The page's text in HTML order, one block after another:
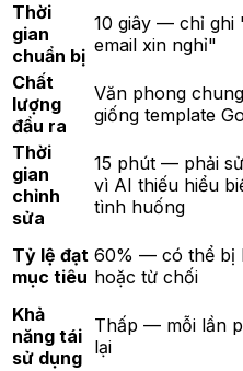
Thời
gian
chuẩn bị
10 giây — chỉ ghi
email xin nghỉ"
Chất
lượng
đầu ra
Văn phong
giống template
Thời
gian
chỉnh
sửa
15 phút — phải
vì AI thiếu hiểu
tình huống
Tỷ lệ đạt
mục tiêu
60% — có thể bị
hoặc từ chối
Khả
năng tái
sử dụng
Thấp — mỗi lần
lại